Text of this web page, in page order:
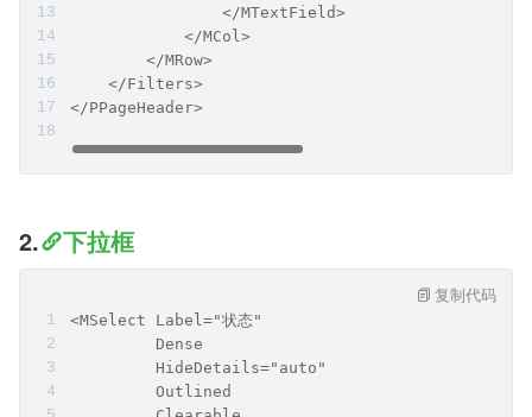
                </MTextField>
            </MCol>
        </MRow>
    </Filters>
</PPageHeader>
2. 下拉框
<MSelect Label="状态"
         Dense
         HideDetails="auto"
         Outlined
复制代码